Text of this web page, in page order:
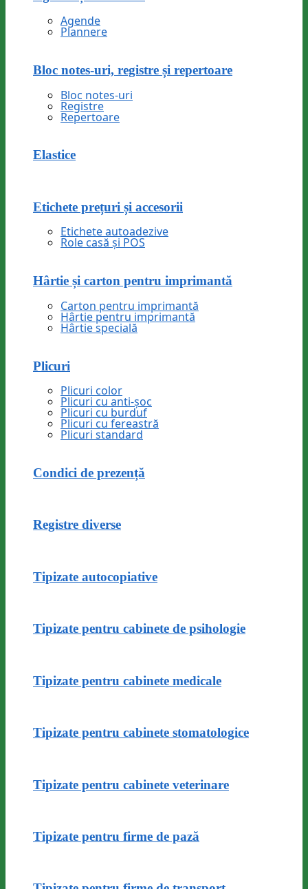
Agende
Plannere
Bloc notes-uri, registre și repertoare
Bloc notes-uri
Registre
Repertoare
Elastice
Etichete prețuri și accesorii
Etichete autoadezive
Role casă și POS
Hârtie și carton pentru imprimantă
Carton pentru imprimantă
Hârtie pentru imprimantă
Hârtie specială
Plicuri
Plicuri color
Plicuri cu anti-șoc
Plicuri cu burduf
Plicuri cu fereastră
Plicuri standard
Condici de prezență
Registre diverse
Tipizate autocopiative
Tipizate pentru cabinete de psihologie
Tipizate pentru cabinete medicale
Tipizate pentru cabinete stomatologice
Tipizate pentru cabinete veterinare
Tipizate pentru firme de pază